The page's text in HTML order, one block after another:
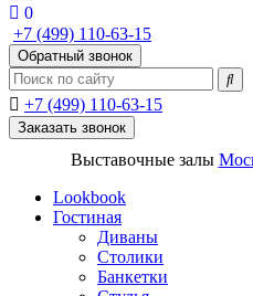
0
+7 (499) 110-63-15
Обратный звонок
+7 (499) 110-63-15
Заказать звонок
Выставочные залы
Lookbook
Гостиная
Диваны
Столики
Банкетки